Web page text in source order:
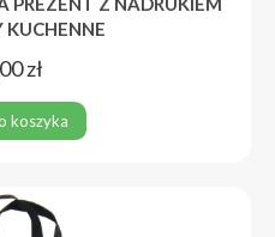
KUCHENNE
zł
koszyka